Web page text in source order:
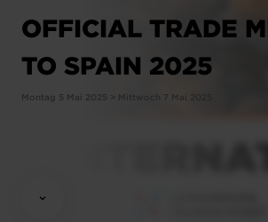
OFFICIAL TRADE
TO SPAIN 2025
Montag 5 Mai 2025 > Mittwoch 7 Mai 2025